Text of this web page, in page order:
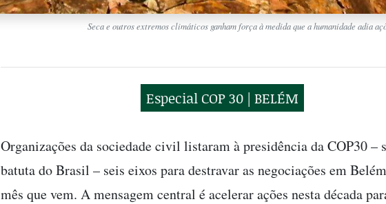
Seca e outros extremos climáticos ganham força à medida que a humanidade
Especial COP 30 | BELÉM
Organizações da sociedade civil listaram à presidência da COP30 –
batuta do Brasil – seis eixos para destravar as negociações em
mês que vem. A mensagem central é acelerar ações nesta década